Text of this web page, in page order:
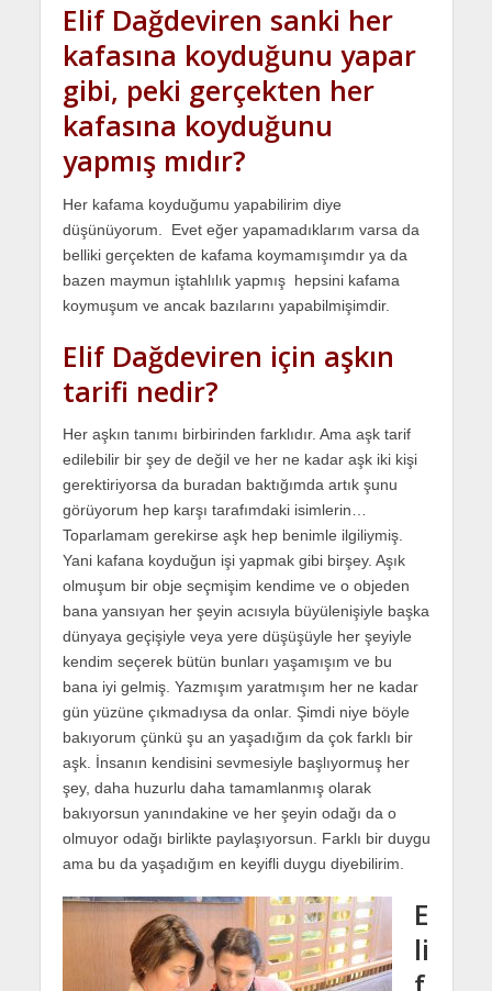
Elif Dağdeviren sanki her
kafasına koyduğunu yapar
gibi, peki gerçekten her
kafasına koyduğunu
yapmış mıdır?
Her kafama koyduğumu yapabilirim diye
düşünüyorum. Evet eğer yapamadıklarım varsa da
belliki gerçekten de kafama koymamışımdır ya da
bazen maymun iştahlılık yapmış hepsini kafama
koymuşum ve ancak bazılarını yapabilmişimdir.
Elif Dağdeviren için aşkın
tarifi nedir?
Her aşkın tanımı birbirinden farklıdır. Ama aşk tarif
edilebilir bir şey de değil ve her ne kadar aşk iki kişi
gerektiriyorsa da buradan baktığımda artık şunu
görüyorum hep karşı tarafımdaki isimlerin…
Toparlamam gerekirse aşk hep benimle ilgiliymiş.
Yani kafana koyduğun işi yapmak gibi birşey. Aşık
olmuşum bir obje seçmişim kendime ve o objeden
bana yansıyan her şeyin acısıyla büyülenişiyle başka
dünyaya geçişiyle veya yere düşüşüyle her şeyiyle
kendim seçerek bütün bunları yaşamışım ve bu
bana iyi gelmiş. Yazmışım yaratmışım her ne kadar
gün yüzüne çıkmadıysa da onlar. Şimdi niye böyle
bakıyorum çünkü şu an yaşadığım da çok farklı bir
aşk. İnsanın kendisini sevmesiyle başlıyormuş her
şey, daha huzurlu daha tamamlanmış olarak
bakıyorsun yanındakine ve her şeyin odağı da o
olmuyor odağı birlikte paylaşıyorsun. Farklı bir duygu
ama bu da yaşadığım en keyifli duygu diyebilirim.
E
li